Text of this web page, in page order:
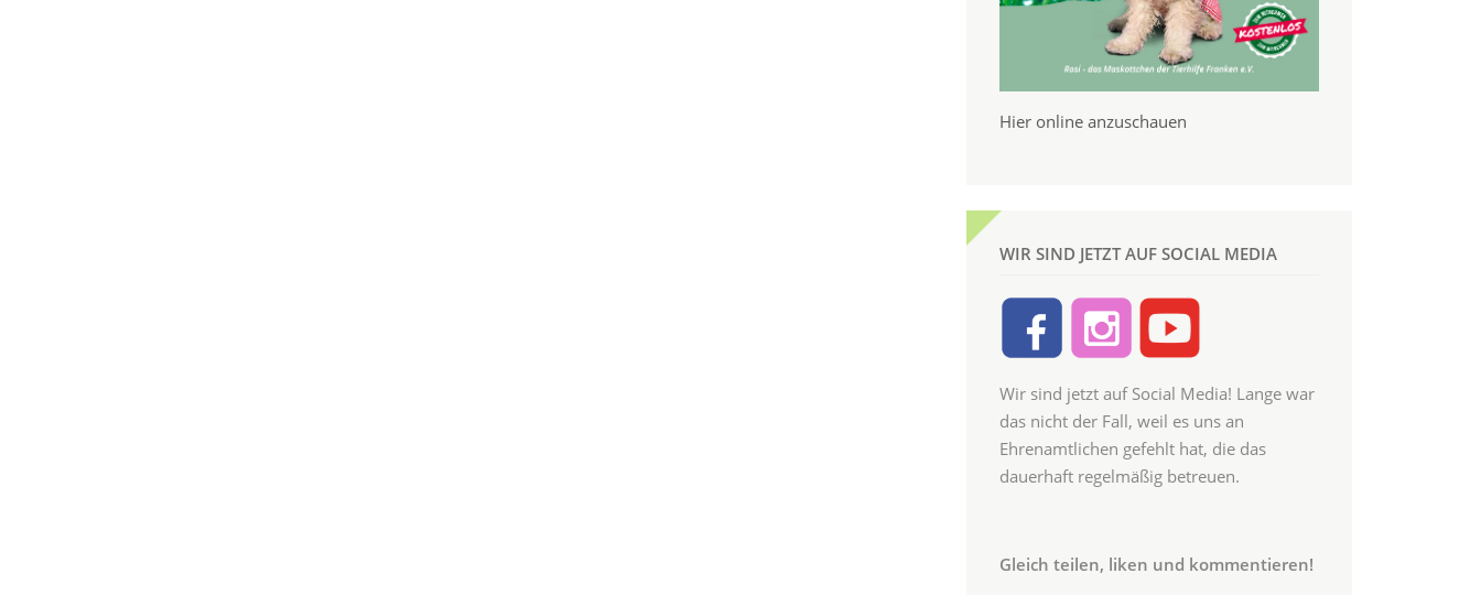
Hier online anzuschauen
WIR SIND JETZT AUF SOCIAL MEDIA
Wir sind jetzt auf Social Media! Lange war
das nicht der Fall, weil es uns an
Ehrenamtlichen gefehlt hat, die das
dauerhaft regelmäßig betreuen.
Gleich teilen, liken und kommentieren!